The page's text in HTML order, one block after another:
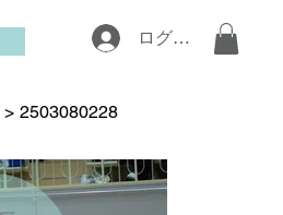
お問い合わせ
ログイン
> 2503080228